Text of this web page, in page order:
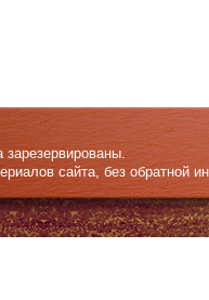
сайта, без обратной